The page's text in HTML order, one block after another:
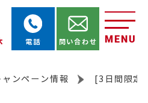
MENU
電話 問い合わせ
ンペーン情報 [3日間限定